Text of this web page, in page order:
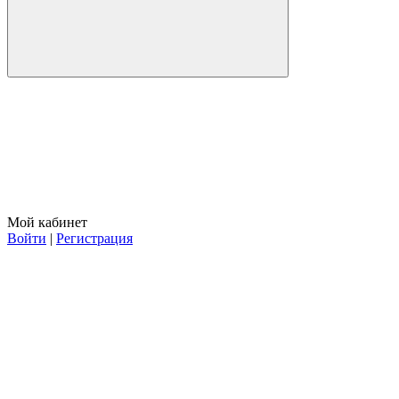
Мой кабинет
Войти | Регистрация